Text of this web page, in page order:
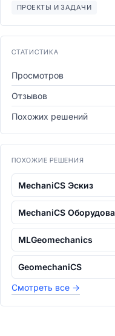
ПРОЕКТЫ И ЗАДАЧИ
СТАТИСТИКА
Просмотров
Отзывов
Похожих решений
ПОХОЖИЕ РЕШЕНИЯ
MechaniCS Эскиз
MLGeomechanics
GeomechaniCS
Смотреть все →